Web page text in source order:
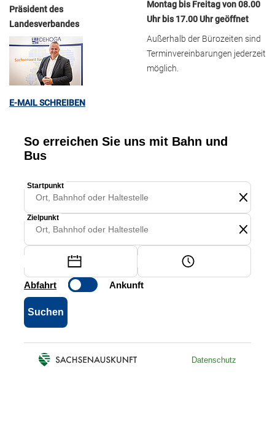
Präsident des
Landesverbandes
E-MAIL SCHREIBEN
Montag bis Freitag von 08.00
Uhr bis 17.00 Uhr geöffnet
Außerhalb der Bürozeiten sind
Terminvereinbarungen jederzeit
möglich.